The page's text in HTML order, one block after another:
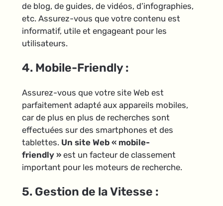
de blog, de guides, de vidéos, d’infographies,
etc. Assurez-vous que votre contenu est
informatif, utile et engageant pour les
utilisateurs.
4. Mobile-Friendly :
Assurez-vous que votre site Web est
parfaitement adapté aux appareils mobiles,
car de plus en plus de recherches sont
effectuées sur des smartphones et des
tablettes. Un site Web « mobile-
friendly »est un facteur de classement
important pour les moteurs de recherche.
5. Gestion de la Vitesse :